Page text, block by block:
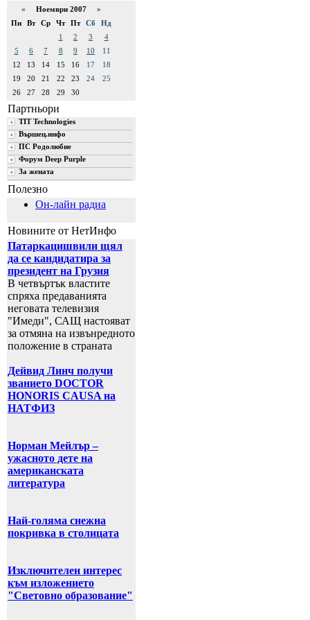
« Ноември 2007 »
Пн
Вт Ср Чт Пт Сб
Нд
1
2 3
4
5
6 7 8 9 10
11
12
13 14 15 16 17
18
19
20 21 22 23 24
25
26
27 28 29 30
Партньори
TIT Technologies
Вършец.инфо
ПС Родолюбие
Форум Deep Purple
За жената
Полезно
Он-лайн радиа
Новините от НетИнфо
Патаркацишвили щял
да се кандидатира за
президент на Грузия
В четвъртък властите
спряха предаванията
неговата телевизия
"Имеди", САЩ настояват
за отмяна на извънредното
положение в страната
Дейвид Линч получи
званието DOCTOR
HONORIS CAUSA на
НАТФИЗ
Норман Мейлър –
ужасното дете на
американската
литература
Най-голяма снежна
покривка в столицата
Изключителен интерес
към изложението
"Световно образование"